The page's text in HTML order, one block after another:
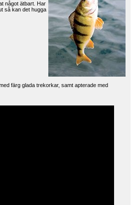
något ätbart. Har
så kan det hugga
färg glada trekorkar, samt apterade med